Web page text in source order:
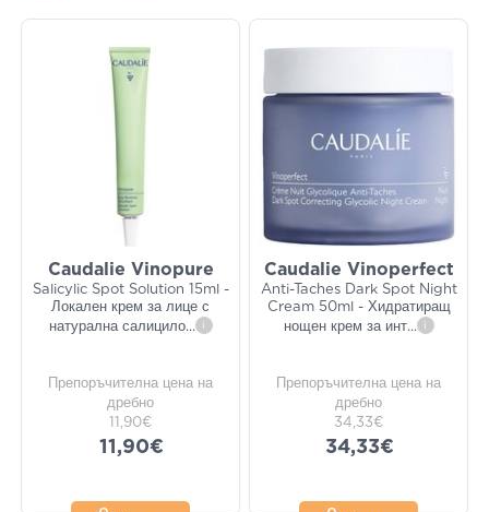
Caudalie Vinopure
Salicylic Spot Solution 15ml -
Локален крем за лице с
натурална салицило... i
Препоръчителна цена на
дребно
11,90€
11,90€
Caudalie Vinoperfect
Anti-Taches Dark Spot Night
Cream 50ml - Хидратиращ
нощен крем за инт... i
Препоръчителна цена на
дребно
34,33€
34,33€